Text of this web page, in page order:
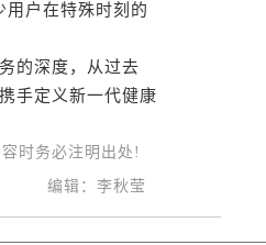
用户在特殊时刻的
的深度，从过去
手定义新一代健康
容时务必注明出处!
编辑：李秋莹